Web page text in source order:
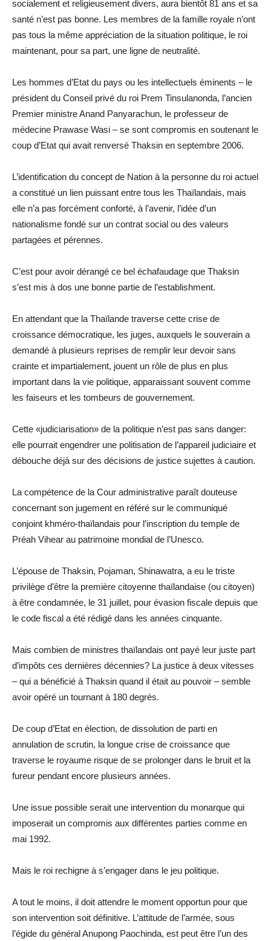
socialement et religieusement divers, aura bientôt 81 ans et sa
santé n’est pas bonne. Les membres de la famille royale n’ont
pas tous la même appréciation de la situation politique, le roi
maintenant, pour sa part, une ligne de neutralité.
Les hommes d’Etat du pays ou les intellectuels éminents – le
président du Conseil privé du roi Prem Tinsulanonda, l’ancien
Premier ministre Anand Panyarachun, le professeur de
médecine Prawase Wasi – se sont compromis en soutenant le
coup d’Etat qui avait renversé Thaksin en septembre 2006.
L’identification du concept de Nation à la personne du roi actuel
a constitué un lien puissant entre tous les Thaïlandais, mais
elle n’a pas forcément conforté, à l’avenir, l’idée d’un
nationalisme fondé sur un contrat social ou des valeurs
partagées et pérennes.
C’est pour avoir dérangé ce bel échafaudage que Thaksin
s’est mis à dos une bonne partie de l’establishment.
En attendant que la Thaïlande traverse cette crise de
croissance démocratique, les juges, auxquels le souverain a
demandé à plusieurs reprises de remplir leur devoir sans
crainte et impartialement, jouent un rôle de plus en plus
important dans la vie politique, apparaissant souvent comme
les faiseurs et les tombeurs de gouvernement.
Cette «judiciarisation» de la politique n’est pas sans danger:
elle pourrait engendrer une politisation de l’appareil judiciaire et
débouche déjà sur des décisions de justice sujettes à caution.
La compétence de la Cour administrative paraît douteuse
concernant son jugement en référé sur le communiqué
conjoint khméro-thaïlandais pour l’inscription du temple de
Préah Vihear au patrimoine mondial de l’Unesco.
L’épouse de Thaksin, Pojaman, Shinawatra, a eu le triste
privilège d’être la première citoyenne thaïlandaise (ou citoyen)
à être condamnée, le 31 juillet, pour évasion fiscale depuis que
le code fiscal a été rédigé dans les années cinquante.
Mais combien de ministres thaïlandais ont payé leur juste part
d’impôts ces dernières décennies? La justice à deux vitesses
– qui a bénéficié à Thaksin quand il était au pouvoir – semble
avoir opéré un tournant à 180 degrés.
De coup d’Etat en élection, de dissolution de parti en
annulation de scrutin, la longue crise de croissance que
traverse le royaume risque de se prolonger dans le bruit et la
fureur pendant encore plusieurs années.
Une issue possible serait une intervention du monarque qui
imposerait un compromis aux différentes parties comme en
mai 1992.
Mais le roi rechigne à s’engager dans le jeu politique.
A tout le moins, il doit attendre le moment opportun pour que
son intervention soit définitive. L’attitude de l’armée, sous
l’égide du général Anupong Paochinda, est peut être l’un des